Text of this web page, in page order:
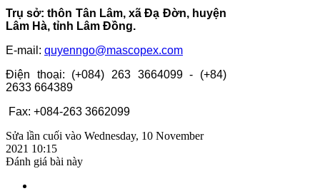
Trụ sở: thôn Tân Lâm, xã Đạ Đờn, huyện
Lâm Hà, tỉnh Lâm Đồng.
E-mail: quyenngo@mascopex.com
Điện thoại: (+084) 263 3664099 - (+84)
2633 664389
Fax: +084-263 3662099
Sửa lần cuối vào Wednesday, 10 November
2021 10:15
Đánh giá bài này